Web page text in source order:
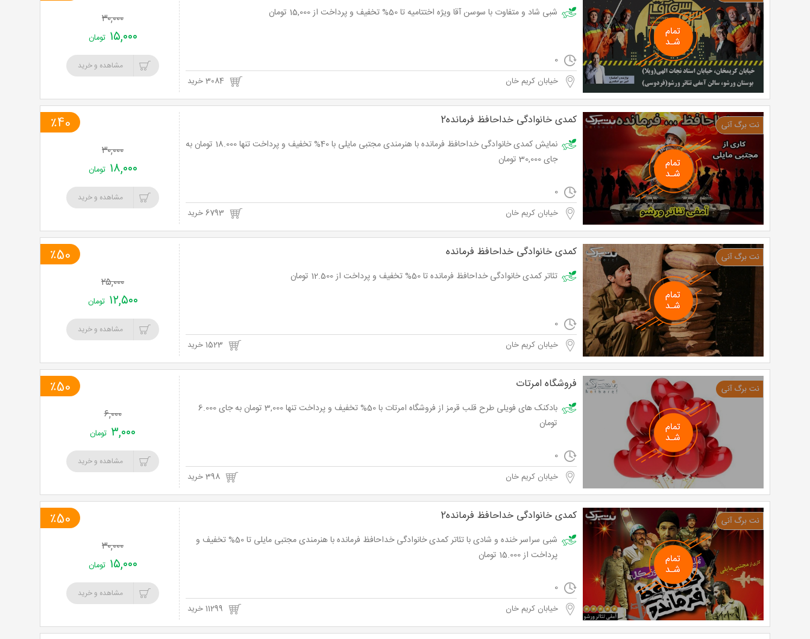
شبی شاد و متفاوت با سوسن آقا ویژه اختتامیه تا 50% تخفیف و پرداخت از 15,000 تومان
0
خیابان کریم خان
۳۰,۰۰۰
۱۵,۰۰۰ تومان
مشاهده و خرید
کمدی خانوادگی خداحافظ فرمانده2
نمایش کمدی خانوادگی خداحافظ فرمانده با هنرمندی مجتبی مایلی با 40% تخفیف و پرداخت تنها 18.000 تومان به
جای 30,000 تومان
0
خیابان کریم خان
٪40
۳۰,۰۰۰
۱۸,۰۰۰ تومان
مشاهده و خرید
کمدی خانوادگی خداحافظ فرمانده
تئاتر کمدی خانوادگی خداحافظ فرمانده تا 50% تخفیف و پرداخت از 12.500 تومان
0
خیابان کریم خان
٪50
۲۵,۰۰۰
۱۲,۵۰۰ تومان
مشاهده و خرید
فروشگاه امرتات
بادکنک های فویلی طرح قلب قرمز از فروشگاه امرتات با 50% تخفیف و پرداخت تنها 3,000 تومان به جای 6.000
تومان
0
خیابان کریم خان 398 خرید
٪50
۶,۰۰۰
۳,۰۰۰ تومان
مشاهده و خرید
کمدی خانوادگی خداحافظ فرمانده2
شبی سراسر خنده و شادی با تئاتر کمدی خانوادگی خداحافظ فرمانده با هنرمندی مجتبی مایلی تا 50% تخفیف و
پرداخت از 15.000 تومان
0
خیابان کریم خان
٪50
۳۰,۰۰۰
۱۵,۰۰۰ تومان
مشاهده و خرید